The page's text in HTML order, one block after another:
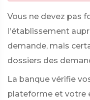
Vous ne devez pas
l'établissement
demande, mais
dossiers des
La banque vérifie
plateforme et votre